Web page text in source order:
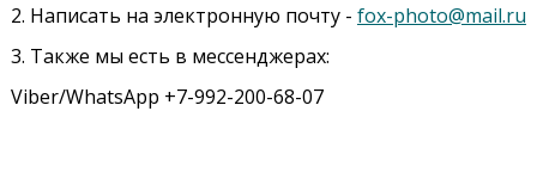
2. Написать на электронную почту - fox-photo@mail.ru
3. Также мы есть в мессенджерах:
Viber/WhatsApp +7-992-200-68-07